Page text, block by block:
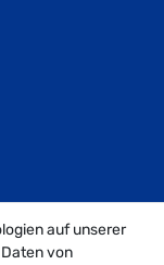
auf unserer
von